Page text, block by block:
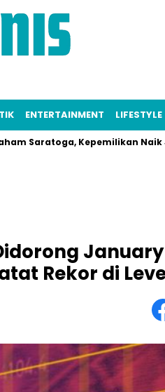
ENTERTAINMENT LIFESTYLE
Kepemilikan Naik Jadi
January
Rekor di